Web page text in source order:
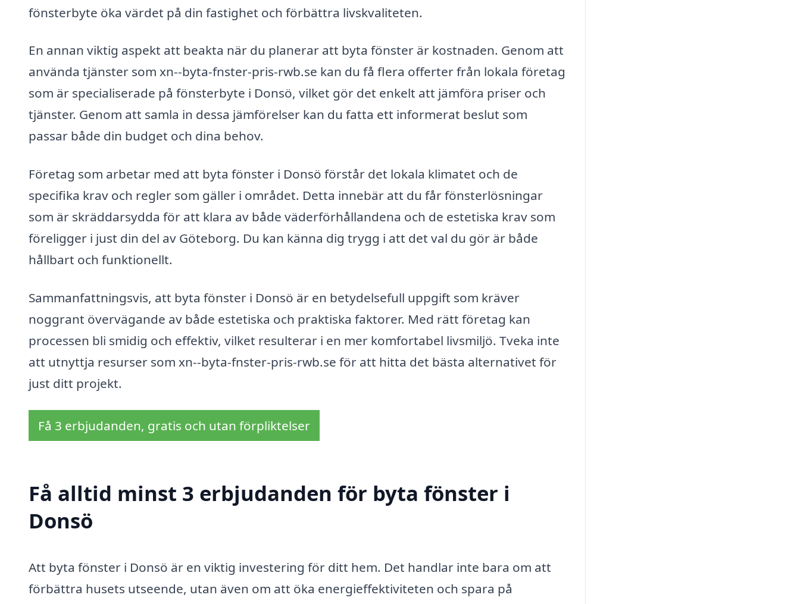
fönsterbyte öka värdet på din fastighet och förbättra livskvaliteten.
En annan viktig aspekt att beakta när du planerar att byta fönster är kostnaden. Genom att
använda tjänster som xn--byta-fnster-pris-rwb.se kan du få flera offerter från lokala företag
som är specialiserade på fönsterbyte i Donsö, vilket gör det enkelt att jämföra priser och
tjänster. Genom att samla in dessa jämförelser kan du fatta ett informerat beslut som
passar både din budget och dina behov.
Företag som arbetar med att byta fönster i Donsö förstår det lokala klimatet och de
specifika krav och regler som gäller i området. Detta innebär att du får fönsterlösningar
som är skräddarsydda för att klara av både väderförhållandena och de estetiska krav som
föreligger i just din del av Göteborg. Du kan känna dig trygg i att det val du gör är både
hållbart och funktionellt.
Sammanfattningsvis, att byta fönster i Donsö är en betydelsefull uppgift som kräver
noggrant övervägande av både estetiska och praktiska faktorer. Med rätt företag kan
processen bli smidig och effektiv, vilket resulterar i en mer komfortabel livsmiljö. Tveka inte
att utnyttja resurser som xn--byta-fnster-pris-rwb.se för att hitta det bästa alternativet för
just ditt projekt.
Få 3 erbjudanden, gratis och utan förpliktelser
Få alltid minst 3 erbjudanden för byta fönster i
Donsö
Att byta fönster i Donsö är en viktig investering för ditt hem. Det handlar inte bara om att
förbättra husets utseende, utan även om att öka energieffektiviteten och spara på